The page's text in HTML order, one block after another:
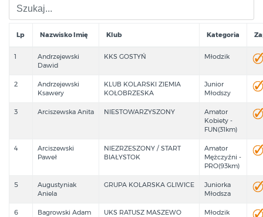
Lp Nazwisko Imię Klub Kategoria
1
Andrzejewski
Dawid
KKS GOSTYŃ Młodzik
2
Andrzejewski
Ksawery
KLUB KOLARSKI ZIEMIA
KOŁOBRZESKA
Junior
Młodszy
3 Arciszewska Anita NIESTOWARZYSZONY
Amator
Kobiety -
FUN(31km)
4
Arciszewski
Paweł
NIEZRZESZONY / START
BIAŁYSTOK
Amator
Mężczyźni -
PRO(93km)
5
Augustyniak
Aniela
GRUPA KOLARSKA GLIWICE
Juniorka
Młodsza
6 Bagrowski Adam UKS RATUSZ MASZEWO Młodzik